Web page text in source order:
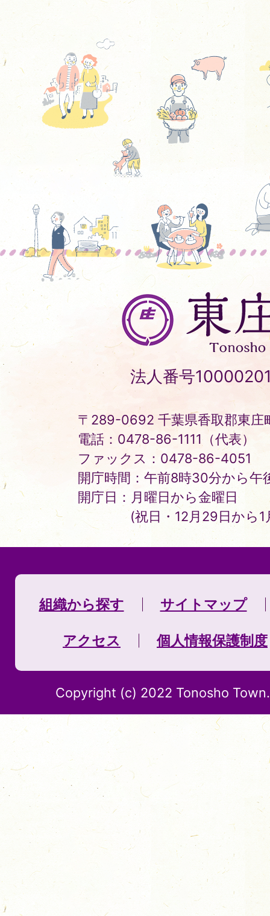
東
庄
町
Tonosho
Town
法人番号
〒289-0692 千葉県香取郡東庄
電話：0478-86-1111（代表）
ファックス：0478-86-4051
開庁時間：午前8時30分から午
開庁日：月曜日から金曜日
(祝日・12月29日から
組織から探す サイトマップ
アクセス 個人情報保護制度
Copyright (c) 2022 Tonosho